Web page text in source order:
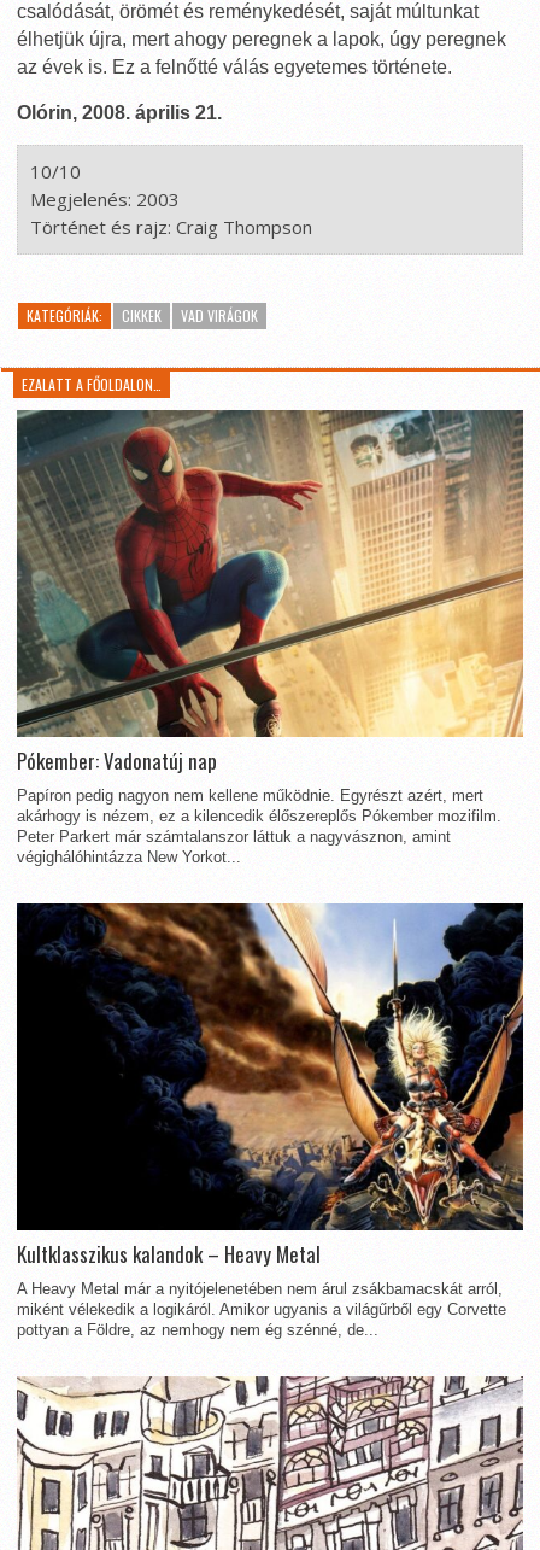
csalódását, örömét és reménykedését, saját múltunkat
élhetjük újra, mert ahogy peregnek a lapok, úgy peregnek
az évek is. Ez a felnőtté válás egyetemes története.
Olórin, 2008. április 21.
10/10
Megjelenés: 2003
KATEGÓRIÁK: CIKKEK VAD VIRÁGOK
EZALATT A FŐOLDALON…
Pókember: Vadonatúj nap
Papíron pedig nagyon nem kellene működnie. Egyrészt azért, mert
akárhogy is nézem, ez a kilencedik élőszereplős Pókember mozifilm.
Peter Parkert már számtalanszor láttuk a nagyvásznon, amint
végighálóhintázza New Yorkot...
Kultklasszikus kalandok – Heavy Metal
A Heavy Metal már a nyitójelenetében nem árul zsákbamacskát arról,
miként vélekedik a logikáról. Amikor ugyanis a világűrből egy Corvette
pottyan a Földre, az nemhogy nem ég szénné, de...